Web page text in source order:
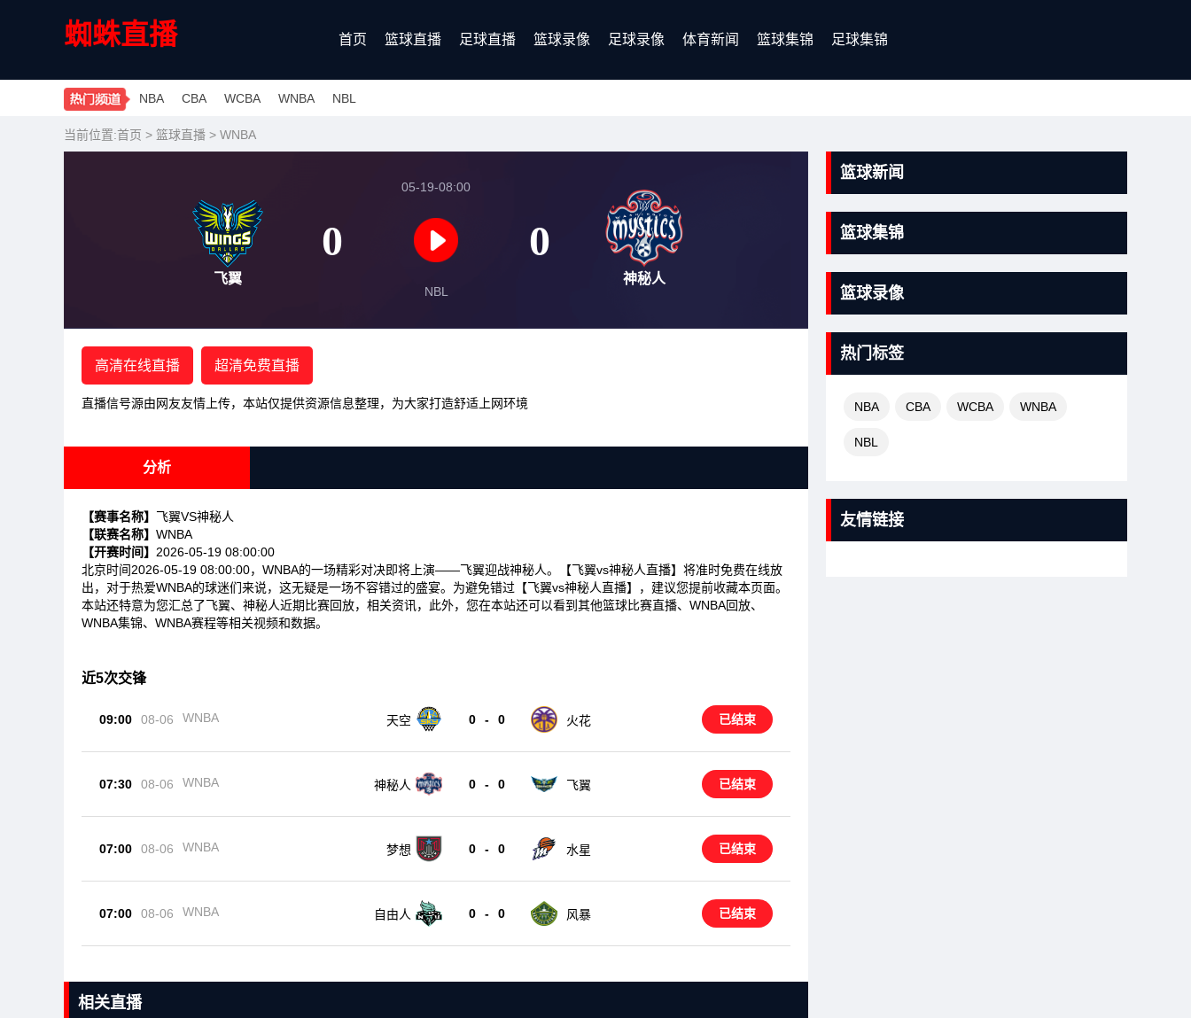
蜘蛛直播 首页 篮球直播 足球直播 篮球录像 足球录像 体育新闻 篮球集锦 足球集锦
NBA CBA WCBA WNBA NBL
当前位置:首页 > 篮球直播 > WNBA
飞翼
05-19-08:00
0 0
NBL
神秘人
高清在线直播 超清免费直播
直播信号源由网友友情上传，本站仅提供资源信息整理，为大家打造舒适上网环境
分析
【赛事名称】 飞翼VS神秘人
【联赛名称】 WNBA
【开赛时间】 2026-05-19 08:00:00
北京时间2026-05-19 08:00:00，WNBA的一场精彩对决即将上演——飞翼迎战神秘人。【飞翼vs神秘人直播】将准时免费在线放
出，对于热爱WNBA的球迷们来说，这无疑是一场不容错过的盛宴。为避免错过【飞翼vs神秘人直播】，建议您提前收藏本页面。
本站还特意为您汇总了飞翼、神秘人近期比赛回放，相关资讯，此外，您在本站还可以看到其他篮球比赛直播、WNBA回放、
WNBA集锦、WNBA赛程等相关视频和数据。
近5次交锋
09:00 08-06 WNBA 天空 0 - 0 火花 已结束
07:30 08-06 WNBA 神秘人 0 - 0 飞翼 已结束
07:00 08-06 WNBA 梦想 0 - 0 水星 已结束
07:00 08-06 WNBA 自由人 0 - 0 风暴 已结束
相关直播
篮球新闻
篮球集锦
篮球录像
热门标签
NBA CBA WCBA WNBA
NBL
友情链接